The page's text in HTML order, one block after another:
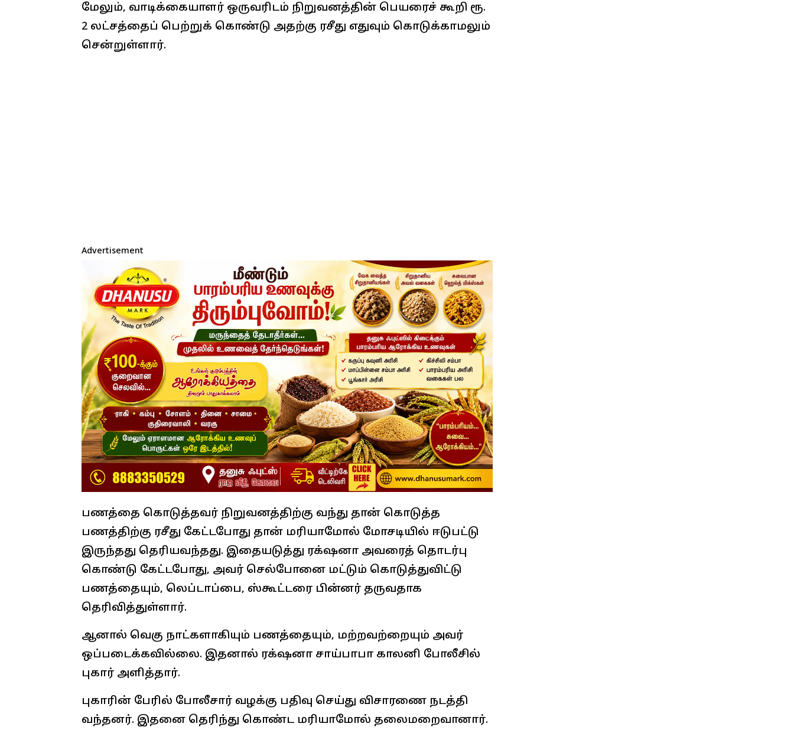
மேலும், வாடிக்கையாளர் ஒருவரிடம் நிறுவனத்தின் பெயரைச் கூறி ரூ.
2 லட்சத்தைப் பெற்றுக் கொண்டு அதற்கு ரசீது எதுவும் கொடுக்காமலும்
சென்றுள்ளார்.
Advertisement
பணத்தை கொடுத்தவர் நிறுவனத்திற்கு வந்து தான் கொடுத்த
பணத்திற்கு ரசீது கேட்டபோது தான் மரியாமோல் மோசடியில் ஈடுபட்டு
இருந்தது தெரியவந்தது. இதையடுத்து ரக்‌ஷனா அவரைத் தொடர்பு
கொண்டு கேட்டபோது, அவர் செல்போனை மட்டும் கொடுத்துவிட்டு
பணத்தையும், லெப்டாப்பை, ஸ்கூட்டரை பின்னர் தருவதாக
தெரிவித்துள்ளார்.
ஆனால் வெகு நாட்களாகியும் பணத்தையும், மற்றவற்றையும் அவர்
ஒப்படைக்கவில்லை. இதனால் ரக்‌ஷனா சாய்பாபா காலனி போலீசில்
புகார் அளித்தார்.
புகாரின் பேரில் போலீசார் வழக்கு பதிவு செய்து விசாரணை நடத்தி
வந்தனர். இதனை தெரிந்து கொண்ட மரியாமோல் தலைமறைவானார்.